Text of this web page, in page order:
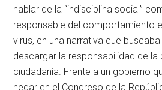
hablar de la “indisciplina social”
responsable del comportamiento
virus, en una narrativa que
descargar la responsabilidad de la
ciudadanía. Frente a un gobierno
negar en el Congreso de la